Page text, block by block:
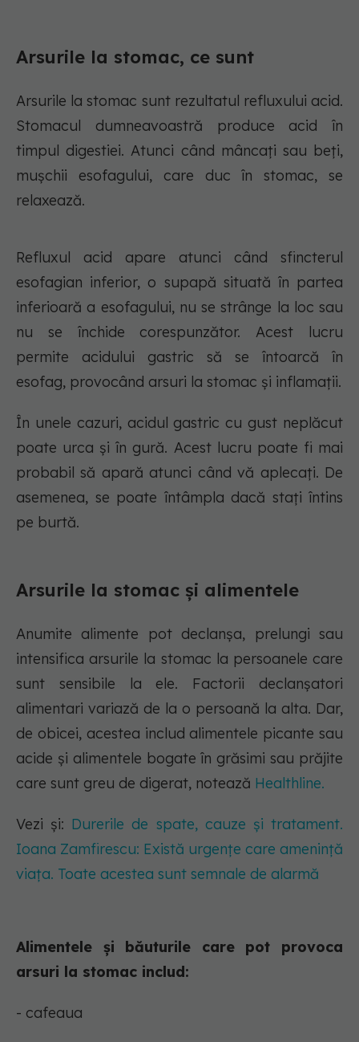
Arsurile la stomac, ce sunt
Arsurile la stomac sunt rezultatul refluxului acid.
Stomacul dumneavoastră produce acid în
timpul digestiei. Atunci când mâncați sau beți,
mușchii esofagului, care duc în stomac, se
relaxează.
Refluxul acid apare atunci când sfincterul
esofagian inferior, o supapă situată în partea
inferioară a esofagului, nu se strânge la loc sau
nu se închide corespunzător. Acest lucru
permite acidului gastric să se întoarcă în
esofag, provocând arsuri la stomac și inflamații.
În unele cazuri, acidul gastric cu gust neplăcut
poate urca și în gură. Acest lucru poate fi mai
probabil să apară atunci când vă aplecați. De
asemenea, se poate întâmpla dacă stați întins
pe burtă.
Arsurile la stomac și alimentele
Anumite alimente pot declanșa, prelungi sau
intensifica arsurile la stomac la persoanele care
sunt sensibile la ele. Factorii declanșatori
alimentari variază de la o persoană la alta. Dar,
de obicei, acestea includ alimentele picante sau
acide și alimentele bogate în grăsimi sau prăjite
care sunt greu de digerat, notează Healthline.
Vezi și: Durerile de spate, cauze și tratament.
Ioana Zamfirescu: Există urgențe care amenință
viața. Toate acestea sunt semnale de alarmă
Alimentele și băuturile care pot provoca
arsuri la stomac includ:
- cafeaua